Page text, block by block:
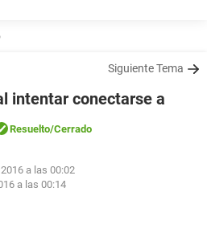
Siguiente Tema
intentar conectarse a
Resuelto/Cerrado
a las 00:02
a las 00:14